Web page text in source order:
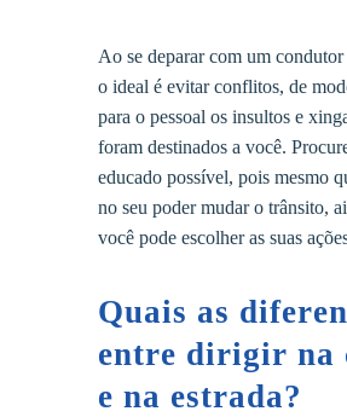
Ao se deparar com um condutor
o ideal é evitar conflitos, de
para o pessoal os insultos e
foram destinados a você.
educado possível, pois mesmo
no seu poder mudar o trânsito,
você pode escolher as suas
Quais as
entre dirigir na
e na estrada?